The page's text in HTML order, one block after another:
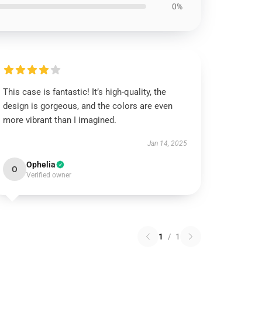
0%
This case is fantastic! It’s high-quality, the
design is gorgeous, and the colors are even
more vibrant than I imagined.
Jan 14, 2025
O Ophelia
Verified owner
1 / 1